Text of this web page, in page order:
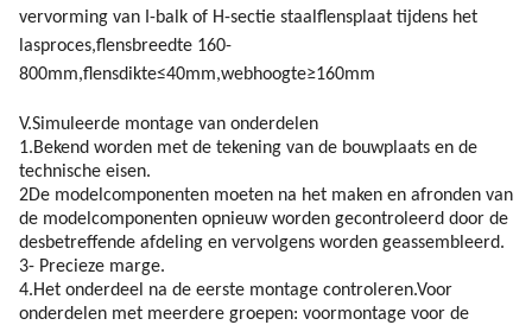
vervorming van I-balk of H-sectie staalflensplaat tijdens het
lasproces,flensbreedte 160-
800mm,flensdikte≤40mm,webhoogte≥160mm
V.Simuleerde montage van onderdelen
1.Bekend worden met de tekening van de bouwplaats en de
technische eisen.
2De modelcomponenten moeten na het maken en afronden van
de modelcomponenten opnieuw worden gecontroleerd door de
desbetreffende afdeling en vervolgens worden geassembleerd.
3- Precieze marge.
4.Het onderdeel na de eerste montage controleren.Voor
onderdelen met meerdere groepen: voormontage voor de